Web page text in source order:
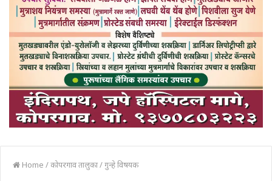
Home /कोपरगाव तालुका/गुन्हे विषयक